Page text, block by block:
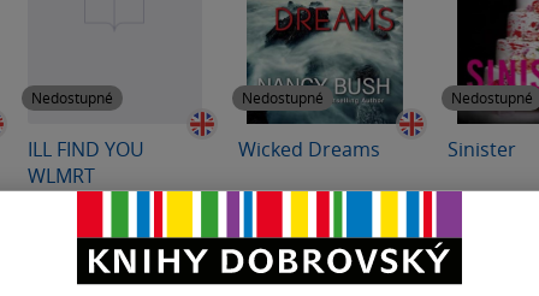
Nedostupné
ILL FIND YOU
WLMRT
měkká vazba
Nedostupné
Wicked Dreams
z
5
hvězdiček
měkká vazba
Nedostupné
Sinister
z
5